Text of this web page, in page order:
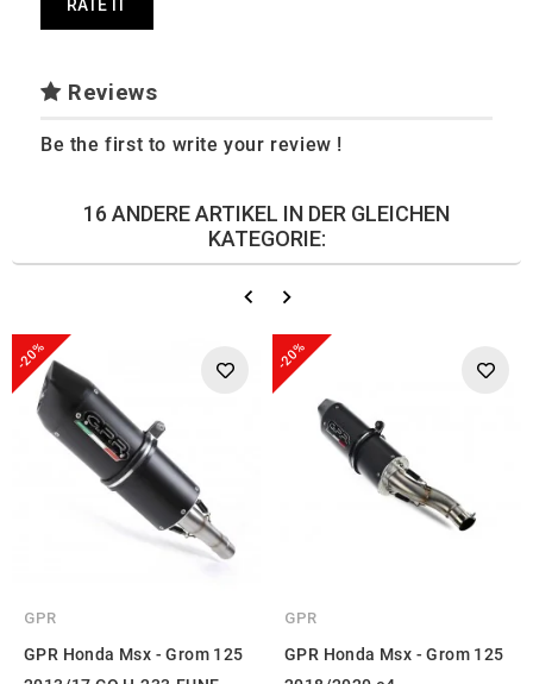
RATE IT
Reviews
Be the first to write your review !
16 ANDERE ARTIKEL IN DER GLEICHEN
KATEGORIE:
-20%
GPR
GPR Honda Msx - Grom 125
-20%
GPR
GPR Honda Msx - Grom 125